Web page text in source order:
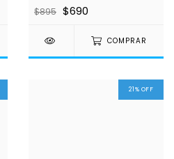
$895 $690
COMPRAR
21 % OFF